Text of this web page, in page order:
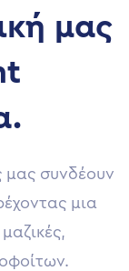
μας
μας συνδέουν
μια